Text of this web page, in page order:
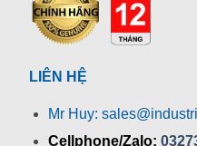
LIÊN HỆ
Mr Huy:
Cellphone/Zalo: